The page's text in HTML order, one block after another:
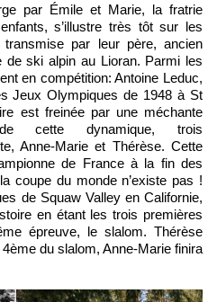
s’illustre très tôt sur les
par leur père, ancien
de ski alpin au Lioran. Parmi les
en compétition: Antoine Leduc,
Jeux Olympiques de 1948 à St
est freinée par une méchante
cette dynamique, trois
Anne-Marie et Thérèse. Cette
de France à la fin des
coupe du monde n’existe pas !
de Squaw Valley en Californie,
en étant les trois premières
épreuve, le slalom. Thérèse
du slalom, Anne-Marie finira